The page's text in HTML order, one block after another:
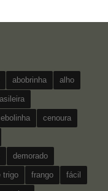
abobrinha alho
cenoura
demorado
trigo frango fácil